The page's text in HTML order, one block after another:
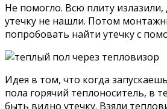
Не помогло. Всю плиту
утечку не нашли. Потом
попробовать найти утечку с
Идея в том, что когда
пола горячий теплоноситель, в
быть видно утечку. Взяли